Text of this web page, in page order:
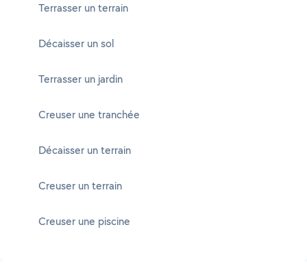
Terrasser un terrain
Décaisser un sol
Terrasser un jardin
Creuser une tranchée
Décaisser un terrain
Creuser un terrain
Creuser une piscine